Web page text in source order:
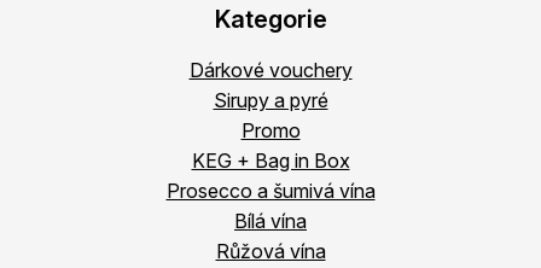
Kategorie
Dárkové vouchery
Sirupy a pyré
Promo
KEG + Bag in Box
Prosecco a šumivá vína
Bílá vína
Růžová vína